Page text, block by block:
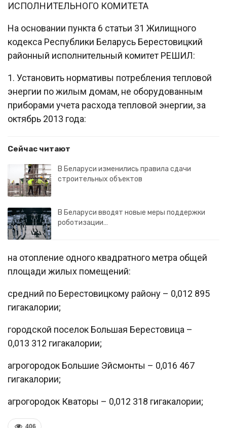
ИСПОЛНИТЕЛЬНОГО КОМИТЕТА
На основании пункта 6 статьи 31 Жилищного
кодекса Республики Беларусь Берестовицкий
районный исполнительный комитет РЕШИЛ:
1. Установить нормативы потребления тепловой
энергии по жилым домам, не оборудованным
приборами учета расхода тепловой энергии, за
октябрь 2013 года:
Сейчас читают
В Беларуси изменились правила сдачи
строительных объектов
В Беларуси вводят новые меры поддержки
роботизации…
на отопление одного квадратного метра общей
площади жилых помещений:
средний по Берестовицкому району – 0,012 895
гигакалории;
городской поселок Большая Берестовица –
0,013 312 гигакалории;
агрогородок Большие Эйсмонты – 0,016 467
гигакалории;
агрогородок Кваторы – 0,012 318 гигакалории;